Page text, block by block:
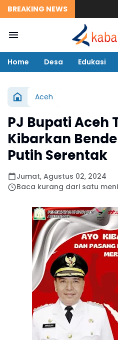
BREAKING NEWS
Home Desa Edukasi
Aceh
PJ Bupati Aceh
Kibarkan
Putih Serentak
Jumat, Agustus 02, 2024
Baca kurang dari satu